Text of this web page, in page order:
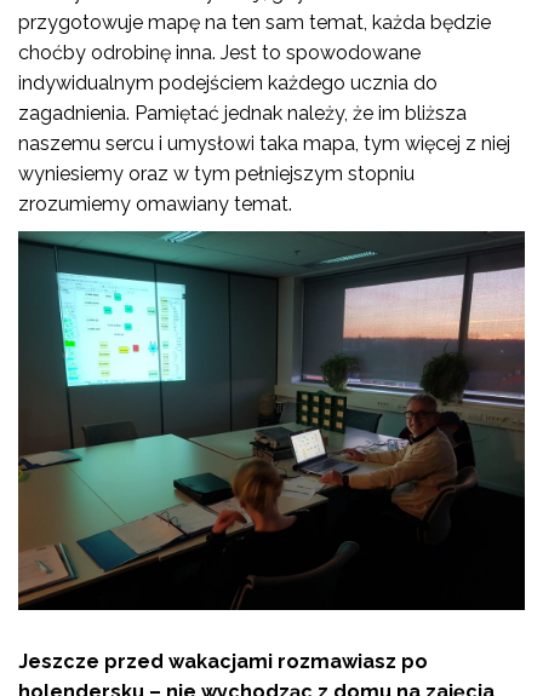
przygotowuje mapę na ten sam temat, każda będzie
choćby odrobinę inna. Jest to spowodowane
indywidualnym podejściem każdego ucznia do
zagadnienia. Pamiętać jednak należy, że im bliższa
naszemu sercu i umysłowi taka mapa, tym więcej z niej
wyniesiemy oraz w tym pełniejszym stopniu
zrozumiemy omawiany temat.
Jeszcze przed wakacjami rozmawiasz po